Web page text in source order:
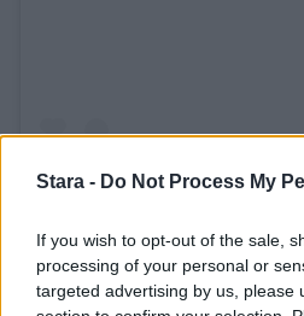
Stara - Do Not Process My
If you wish to opt-out of the sale,
processing of your personal or
targeted advertising by us, please